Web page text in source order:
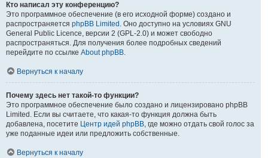
Кто написал эту конференцию?
Это программное обеспечение (в его исходной форме) создано и
распространяется phpBB Limited . Оно доступно на условиях GNU
General Public Licence, версии 2 (GPL-2.0) и может свободно
распространяться. Для получения более подробных сведений
перейдите по ссылке About phpBB.
Вернуться к началу
Почему здесь нет такой-то функции?
Это программное обеспечение было создано и лицензировано phpBB
Limited. Если вы считаете, что какая-то функция должна быть
добавлена, посетите Центр идей phpBB, где можно отдать свой голос за
уже поданные идеи или предложить собственные.
Вернуться к началу